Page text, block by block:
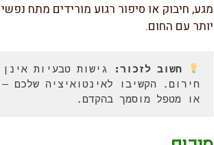
מגע, חיבוק או סיפור רגוע מורידים מתח
יותר עם החום.
חשוב לזכור:
או מטפל מוסמך בהקדם.